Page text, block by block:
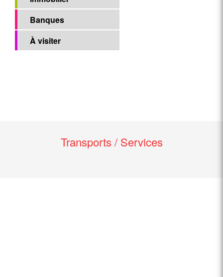
Banques
À visiter
Transports / Services